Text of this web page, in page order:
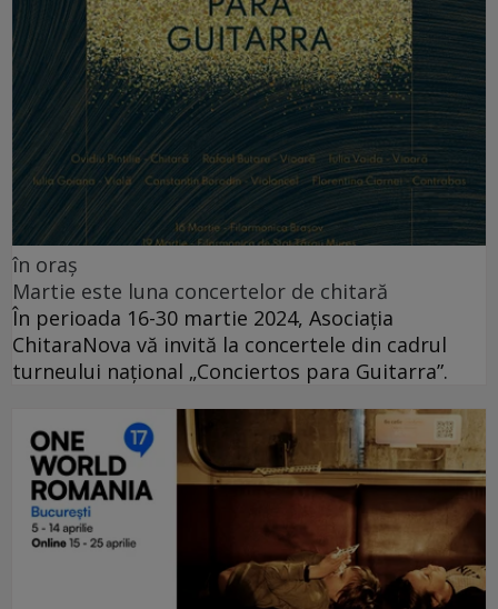
în oraș
Martie este luna concertelor de chitară
În perioada 16-30 martie 2024, Asociația
ChitaraNova vă invită la concertele din cadrul
turneului național „Conciertos para Guitarra”.